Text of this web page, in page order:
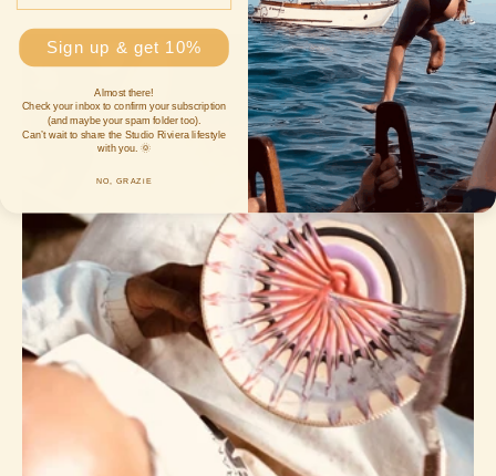
Sign up & get 10%
Almost there!
Check your inbox to confirm your subscription
(and maybe your spam folder too).
Can’t wait to share the Studio Riviera lifestyle
with you. 🌞
NO, GRAZiE